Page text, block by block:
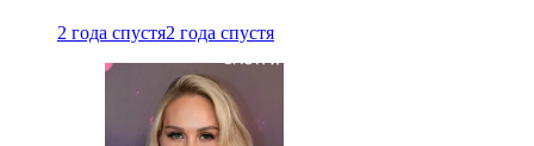
2 года спустя2 года спустя